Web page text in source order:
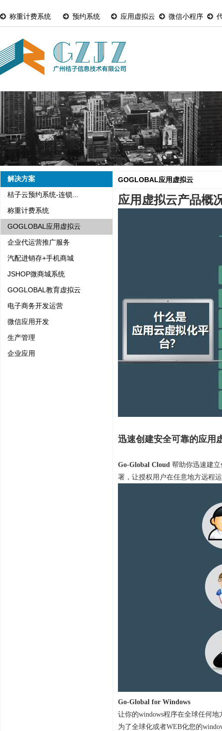
称重计费系统 预约系统 应用虚拟云 微信小程序
解决方案
桔子云预约系统-连锁...
称重计费系统
GOGLOBAL应用虚拟云
企业代运营推广服务
汽配进销存+手机商城
JSHOP微商城系统
GOGLOBAL教育虚拟云
电子商务开发运营
微信应用开发
生产管理
企业应用
GOGLOBAL应用虚拟云
应用虚拟云产品概
迅速创建安全可靠的应用
Go-Global Cloud 帮助你迅速建
署，让授权用户在任意地方远程
Go-Global for Windows
让你的windows程序在全球任何地
为了全球化或者WEB化您的